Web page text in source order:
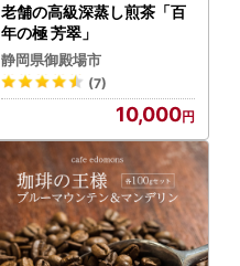
老舗の高級深蒸し煎茶「百
年の極 芳翠」
静岡県御殿場市
(7)
10,000